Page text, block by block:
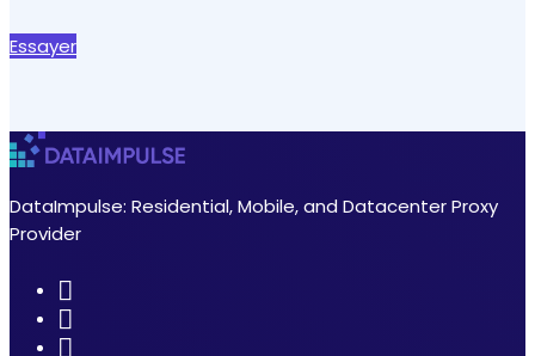
Essayer
DataImpulse: Residential, Mobile, and Datacenter Proxy
Provider